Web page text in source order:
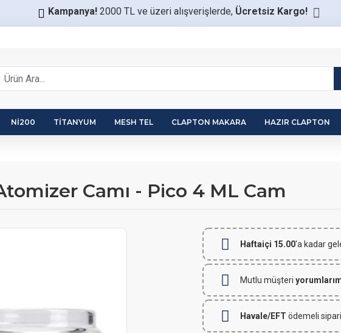
Kampanya! 2000 TL ve üzeri alışverişlerde, Ücretsiz Kargo!
NI200 TITANYUM MESH TEL CLAPTON MAKARA HAZIR CLAPTON
Camı - Pico 4 ML Cam
Haftaiçi 15.00'a kadar
Mutlu müşteri
Havale/EFT ödemeli